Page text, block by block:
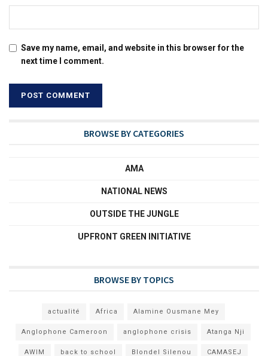
Save my name, email, and website in this browser for the
next time I comment.
BROWSE BY CATEGORIES
AMA
NATIONAL NEWS
OUTSIDE THE JUNGLE
UPFRONT GREEN INITIATIVE
BROWSE BY TOPICS
actualité Africa Alamine Ousmane Mey
Anglophone Cameroon anglophone crisis Atanga Nji
AWIM back to school Blondel Silenou CAMASEJ